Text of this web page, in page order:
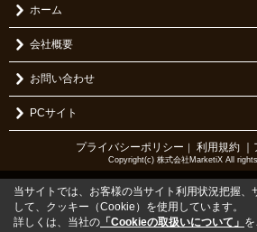
ホーム
会社概要
お問い合わせ
PCサイト
プライバシーポリシー ｜ 利用規約
Copyright(c) 株式会社MarketiX All
当サイトでは、お客様の当サイト利用状況把握、
して、クッキー（Cookie）を使用しています。
詳しくは、当社の 「Cookieの取扱いについて」